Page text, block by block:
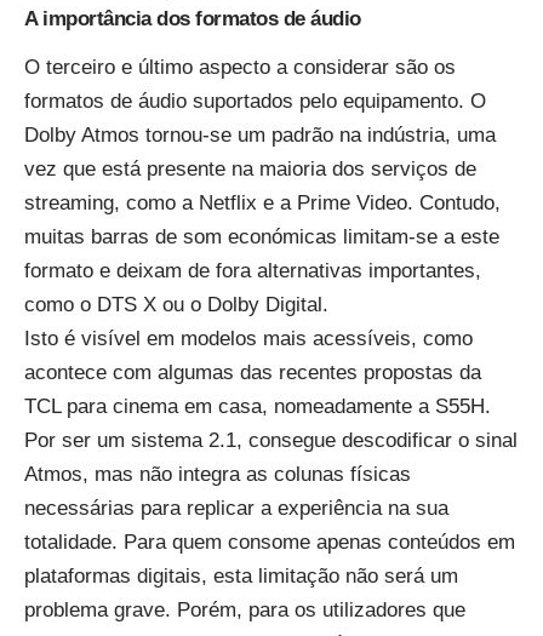
A importância dos formatos de áudio
O terceiro e último aspecto a considerar são os
formatos de áudio suportados pelo equipamento. O
Dolby Atmos tornou-se um padrão na indústria, uma
vez que está presente na maioria dos serviços de
streaming, como a Netflix e a Prime Video. Contudo,
muitas barras de som económicas limitam-se a este
formato e deixam de fora alternativas importantes,
como o DTS X ou o Dolby Digital.
Isto é visível em modelos mais acessíveis, como
acontece com algumas das recentes propostas da
TCL para cinema em casa, nomeadamente a S55H.
Por ser um sistema 2.1, consegue descodificar o sinal
Atmos, mas não integra as colunas físicas
necessárias para replicar a experiência na sua
totalidade. Para quem consome apenas conteúdos em
plataformas digitais, esta limitação não será um
problema grave. Porém, para os utilizadores que